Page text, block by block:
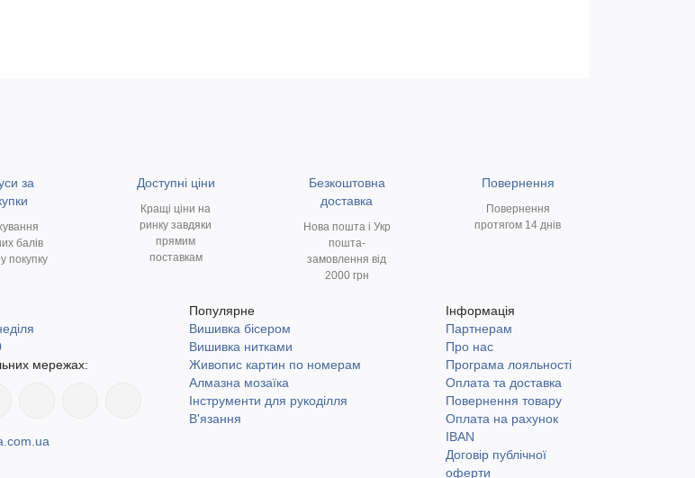
за
балів
покупку
Доступні ціни
Кращі ціни на
ринку завдяки
прямим
поставкам
Безкоштовна
доставка
Нова пошта і Укр
пошта-
замовлення від
2000 грн
Повернення
Повернення
протягом 14 днів
мережах:
Популярне
Вишивка бісером
Вишивка нитками
Живопис картин по номерам
Алмазна мозаїка
Інструменти для рукоділля
В'язання
Інформація
Партнерам
Про нас
Програма лояльності
Оплата та доставка
Повернення товару
Оплата на рахунок
IBAN
Договір публічної
оферти